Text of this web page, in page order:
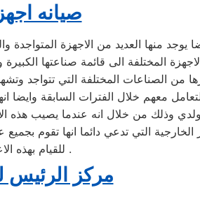
صيانه
يوجد منها العديد من الاجهزة
المختلفة الى قائمة صناعتها
معهم خلال الفترات السابقة
وذلك من خلال انه عندما يصيب هذه
التي تدعي دائما انها تقوم
للقيام بهذه الاعمال المختلفة .
مركز الرئيس